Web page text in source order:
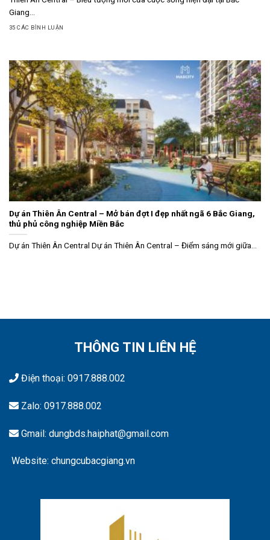
Giang...
35 CÁC BÌNH LUẬN
Dự án Thiên Ân Central – Mở bán đợt I đẹp nhất ngã 6 Bắc Giang,
thủ phủ công nghiệp Miền Bắc
Dự án Thiên Ân Central Dự án Thiên Ân Central – Điểm sáng mới giữa...
THÔNG TIN LIÊN HỆ
Điện thoại: 0917.888.002
Zalo: 0917.888.002
Gmail: dungbds.haiphat@gmail.com
Website: chungcubacgiang.vn